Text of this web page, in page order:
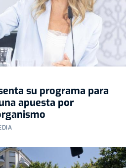
su programa para
apuesta por